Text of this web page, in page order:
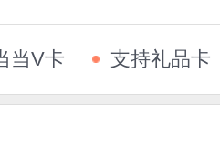
当V卡 支持礼品卡